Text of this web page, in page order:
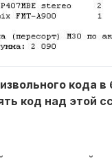
кода
код над этой